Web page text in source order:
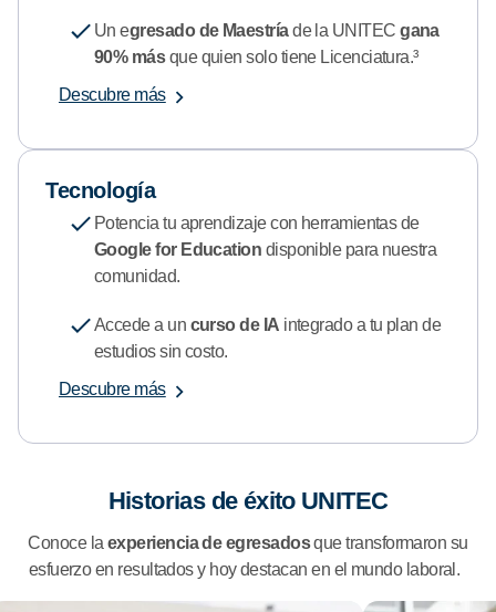
Un egresado de Maestríade la UNITECgana
90% másque quien solo tiene Licenciatura.³
Descubre más
Tecnología
Potencia tu aprendizaje con herramientas de
Google for Education disponible para nuestra
comunidad.
Accede a un curso de IA integrado a tu plan de
estudios sin costo.
Descubre más
Historias de éxito UNITEC
Conoce la experiencia de egresadosque transformaron su
esfuerzo en resultados y hoy destacan en el mundo laboral.